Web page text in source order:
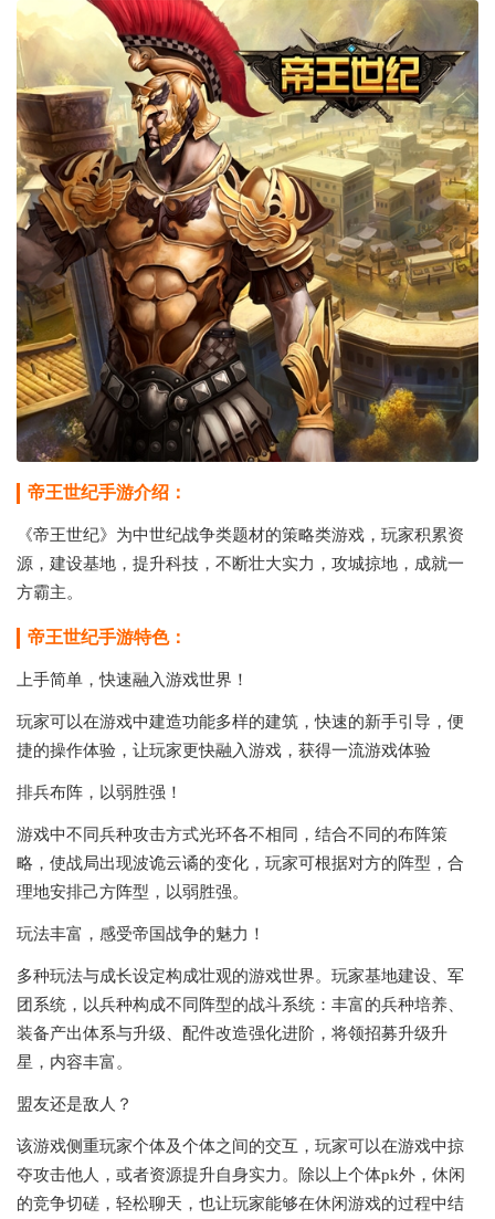
帝王世纪手游介绍：
《帝王世纪》为中世纪战争类题材的策略类游戏，玩家积累资
源，建设基地，提升科技，不断壮大实力，攻城掠地，成就一
方霸主。
帝王世纪手游特色：
上手简单，快速融入游戏世界！
玩家可以在游戏中建造功能多样的建筑，快速的新手引导，便
捷的操作体验，让玩家更快融入游戏，获得一流游戏体验
排兵布阵，以弱胜强！
游戏中不同兵种攻击方式光环各不相同，结合不同的布阵策
略，使战局出现波诡云谲的变化，玩家可根据对方的阵型，合
理地安排己方阵型，以弱胜强。
玩法丰富，感受帝国战争的魅力！
多种玩法与成长设定构成壮观的游戏世界。玩家基地建设、军
团系统，以兵种构成不同阵型的战斗系统：丰富的兵种培养、
装备产出体系与升级、配件改造强化进阶，将领招募升级升
星，内容丰富。
盟友还是敌人？
该游戏侧重玩家个体及个体之间的交互，玩家可以在游戏中掠
夺攻击他人，或者资源提升自身实力。除以上个体pk外，休闲
的竞争切磋，轻松聊天，也让玩家能够在休闲游戏的过程中结